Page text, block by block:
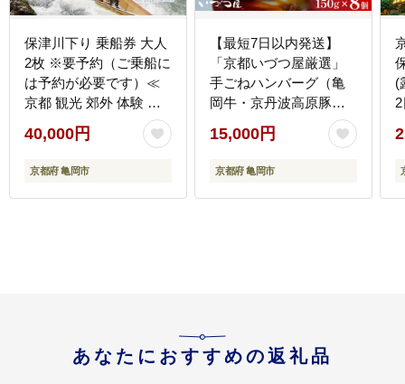
保津川下り 乗船券 大人
2枚 ※要予約（ご乗船に
は予約が必要です）≪
京都 観光 郊外 体験 急
流 嵐山≫
40,000円
京都府 亀岡市
【最短7日以内発送】
「京都いづつ屋厳選」
手ごねハンバーグ（亀
岡牛・京丹波高原豚使
用) 150g×8個 ≪訳あり
和牛 牛肉 冷凍≫
15,000円
京都府 亀岡市
(
あなたにおすすめの返礼品